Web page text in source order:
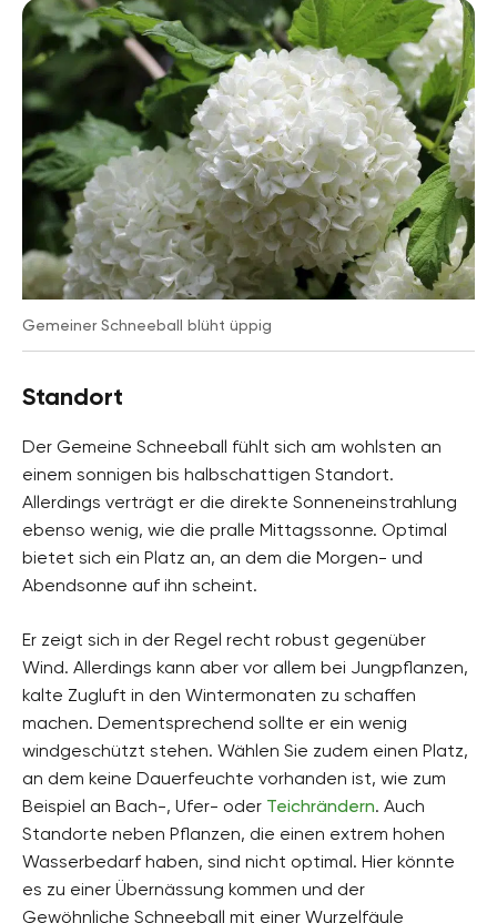
Pflanzenarten
Gartenpflanzen, Kübelpflanzen, Topfpflanzen,
Balkonpflanzen, Ziersträucher
Gartenstil
Naturgarten, Heckengarten, Topfgarten,
Ziergarten
Gemeiner Schneeball blüht üppig
Standort
Der Gemeine Schneeball fühlt sich am wohlsten an
einem sonnigen bis halbschattigen Standort.
Allerdings verträgt er die direkte Sonneneinstrahlung
ebenso wenig, wie die pralle Mittagssonne. Optimal
bietet sich ein Platz an, an dem die Morgen- und
Abendsonne auf ihn scheint.
Er zeigt sich in der Regel recht robust gegenüber
Wind. Allerdings kann aber vor allem bei Jungpflanzen,
kalte Zugluft in den Wintermonaten zu schaffen
machen. Dementsprechend sollte er ein wenig
windgeschützt stehen. Wählen Sie zudem einen Platz,
an dem keine Dauerfeuchte vorhanden ist, wie zum
Beispiel an Bach-, Ufer- oder Teichrändern. Auch
Standorte neben Pflanzen, die einen extrem hohen
Wasserbedarf haben, sind nicht optimal. Hier könnte
es zu einer Übernässung kommen und der
Gewöhnliche Schneeball mit einer Wurzelfäule